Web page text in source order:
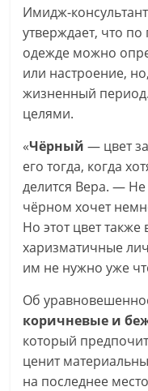
Имидж-
утверждает, что
одежде можно
или настроение,
жизненный
целями.
«Чёрный — цвет
его тогда, когда
делится Вера. —
чёрном хочет
Но этот цвет
харизматичные
им не нужно уже
Об
коричневые и
который
ценит
на последнее